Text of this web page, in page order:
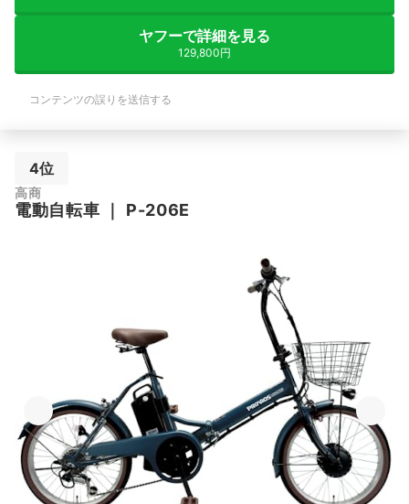
ヤフーで詳細を見る
129,800円
コンテンツの誤りを送信する
4位
高商
電動自転車 ｜ P-206E